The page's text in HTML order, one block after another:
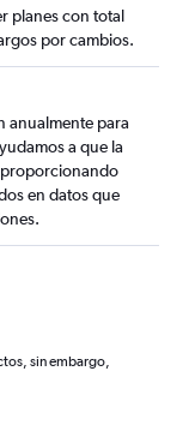
planes con total
por cambios.
anualmente para
a que la
proporcionando
en datos que
sin embargo,